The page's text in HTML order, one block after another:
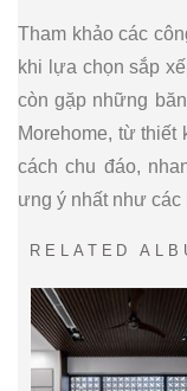
Tham khảo các
khi lựa chọn sắp
còn gặp những
Morehome, từ
cách chu đáo,
ưng ý nhất như
RELATED